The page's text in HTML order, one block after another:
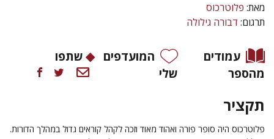
מאת: פלוטרכוס
תרגום: דבורה גילולה
עמודים
מהספר
המועדפים
שלי
שתפו
תקציר
פלוטרכוס היה סופר פורה ואהוד מאוד וזכה לקהל קוראים גדול במהלך הדורות.